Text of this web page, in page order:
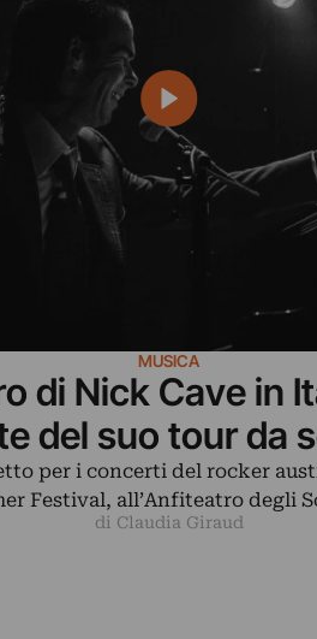
MUSICA
di Nick Cave in
del suo tour da
per i concerti del rocker
Festival, all’Anfiteatro degli
di Claudia Giraud